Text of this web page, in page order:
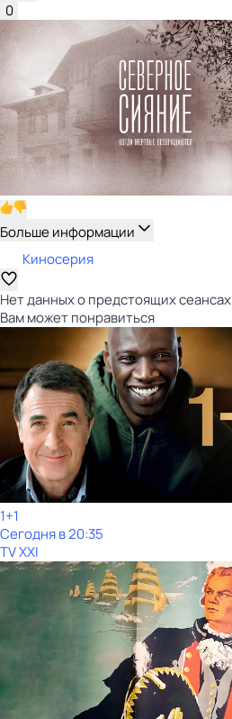
0
Больше информации
Киносерия
Нет данных о предстоящих сеансах
Вам может понравиться
1+1
Сегодня в 20:35
TV XXI